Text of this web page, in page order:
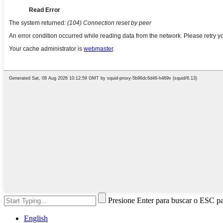
Presione Enter para buscar o ESC
English